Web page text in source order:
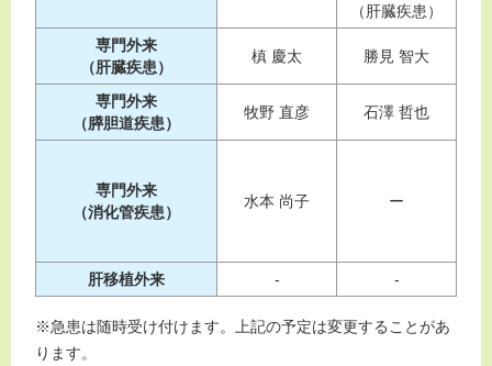
（肝臓疾患）
専門外来
（肝臓疾患）
槙 慶太 勝見 智大
専門外来
（膵胆道疾患）
牧野 直彦 石澤 哲也
専門外来
（消化管疾患）
水本 尚子
ー
肝移植外来
- -
※急患は随時受け付けます。上記の予定は変更することがあ
ります。